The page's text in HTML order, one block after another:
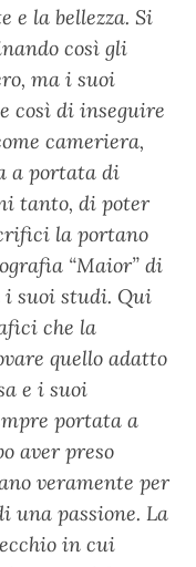
e la bellezza. Si
così gli
ma i suoi
così di inseguire
cameriera,
a portata di
tanto, di poter
la portano
“Maior” di
i suoi studi. Qui
che la
quello adatto
e i suoi
portata a
aver preso
veramente per
una passione. La
in cui